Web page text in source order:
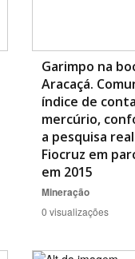
Garimpo na
Aracaçá.
índice de
mercúrio,
a pesquisa
Fiocruz em
em 2015
Mineração
0 visualizações